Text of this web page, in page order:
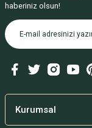
haberiniz olsun!
Kurumsal